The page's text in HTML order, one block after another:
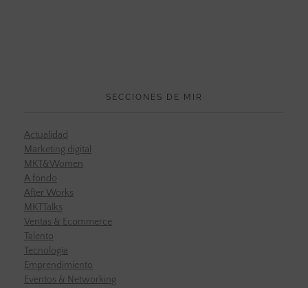
SECCIONES DE MIR
Actualidad
Marketing digital
MKT&Women
A fondo
After Works
MKTTalks
Ventas & Ecommerce
Talento
Tecnología
Emprendimiento
Eventos & Networking